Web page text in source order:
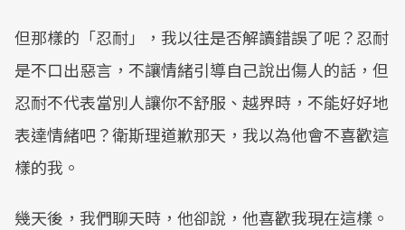
但那樣的「忍耐」，我以往是否解讀錯誤了呢？忍耐
是不口出惡言，不讓情緒引導自己說出傷人的話，但
忍耐不代表當別人讓你不舒服、越界時，不能好好地
表達情緒吧？衛斯理道歉那天，我以為他會不喜歡這
樣的我。
幾天後，我們聊天時，他卻說，他喜歡我現在這樣。